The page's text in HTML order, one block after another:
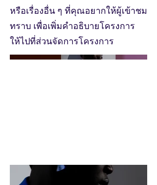
หรือเรื่องอื่น ๆ ที่คุณอยากให้ผู้เข้าชม
ทราบ เพื่อเพิ่มคำอธิบายโครงการ
ให้ไปที่ส่วนจัดการโครงการ